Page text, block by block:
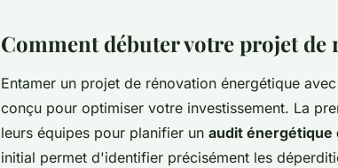
Comment débuter votre projet de
Entamer un projet de rénovation énergétique
conçu pour optimiser votre investissement. La
leurs équipes pour planifier un audit énergétique
initial permet d'identifier précisément les